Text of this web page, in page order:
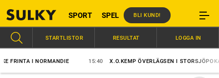
SPORT SPEL BLI KUND!
I NORMANDIE X.O.KEMP ÖVERLÄGSEN I STORSJÖPOKALEN
STARTLISTOR RESULTAT LOGGA IN